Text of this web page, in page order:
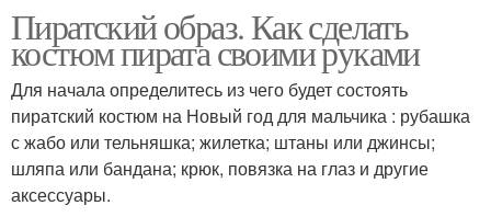
Пиратский образ. Как сделать
костюм пирата своими руками
Для начала определитесь из чего будет состоять
пиратский костюм на Новый год для мальчика : рубашка
с жабо или тельняшка; жилетка; штаны или джинсы;
шляпа или бандана; крюк, повязка на глаз и другие
аксессуары.